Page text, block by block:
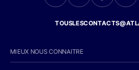
MIEUX NOUS CONNAITRE